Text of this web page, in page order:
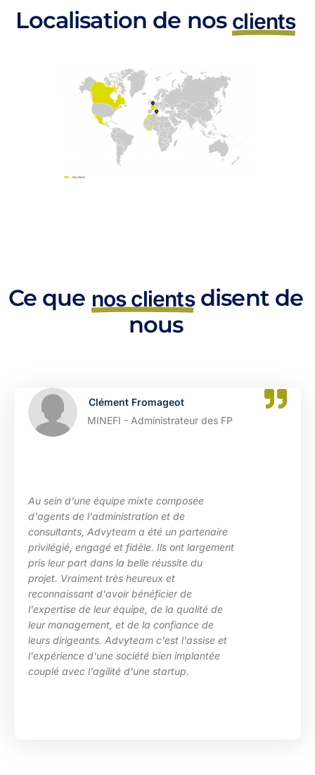
Localisation de nos clients
Ce que nos clientsdisent de
nous
Clément Fromageot
MINEFI - Administrateur des FP
Au sein d'une équipe mixte composée
d'agents de l'administration et de
consultants, Advyteam a été un partenaire
privilégié, engagé et fidèle. Ils ont largement
pris leur part dans la belle réussite du
projet. Vraiment très heureux et
reconnaissant d'avoir bénéficier de
l'expertise de leur équipe, de la qualité de
leur management, et de la confiance de
leurs dirigeants. Advyteam c'est l'assise et
l'expérience d'une société bien implantée
couplé avec l'agilité d'une startup.